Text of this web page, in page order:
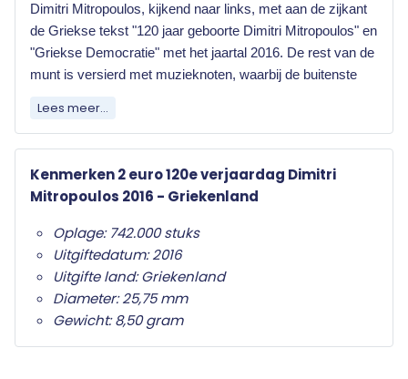
Dimitri Mitropoulos, kijkend naar links, met aan de zijkant
de Griekse tekst "120 jaar geboorte Dimitri Mitropoulos" en
"Griekse Democratie" met het jaartal 2016. De rest van de
munt is versierd met muzieknoten, waarbij de buitenste
Elk land dat de euro als officiële munteenheid
uitgeven. Wat deze herdenkingsmunten
onderscheid van de gewone twee euro munten is
het herdenkingsonderwerp op de nationale zijde.
Alleen de twee euro munt mag als
herdenkingsmunt gebruikt worden. Ze zijn in het
hele eurogebied wettig betaalmiddel; ze kunnen
als gewone euromunten worden gebruikt en
moeten worden geaccepteerd.
Lees meer...
Kenmerken 2 euro 120e verjaardag Dimitri
Mitropoulos 2016 - Griekenland
Oplage: 742.000 stuks
Uitgiftedatum: 2016
Uitgifte land: Griekenland
Diameter: 25,75 mm
Gewicht: 8,50 gram